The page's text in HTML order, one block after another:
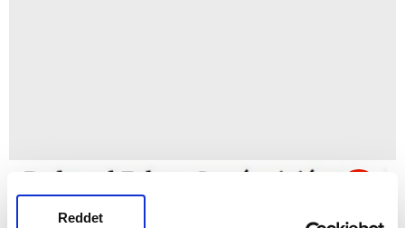
Reddet